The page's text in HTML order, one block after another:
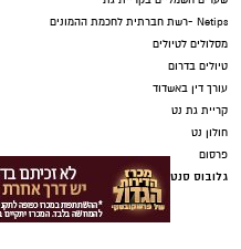
Netips -רשת חברתית לחכמת ההמונים
מסלולים לטיולים
טיולים בדרום
עורך דין באשדוד
קריית גת נט
חולון נט
פרסום
גלובוס סנטר חוף אשקלון